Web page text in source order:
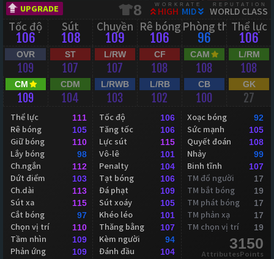
UPGRADE 8 WORKRATE
HIGH MID
REPUTATION
WORLD CLASS
Tốc độ
106
Sút
108
Chuyền
109
Rê bóng
106
Phòng thủ
96
Thể lực
106
OVR
109
ST
107
L/RW
107
CF
108
CAM
108
L/RM
108
CM
109
CDM
104
L/RWB
103
L/RB
102
CB
100
GK
27
Thể lực 111
Rê bóng 105
Giữ bóng 110
Lắy bóng 98
Ch.ngắn 112
Dứt điểm 103
Ch.dài 113
Sút xa 115
Cắt bóng 97
Chọn vị trí 110
Tầm nhìn 109
Phản ứng 109
Tốc độ 106
Tăng tốc 106
Lực sút 115
Vô-lê 101
Penalty 104
Tạt bóng 106
Đá phạt 109
Sút xoáy 105
Khéo léo 101
Thăng bằng 107
Kèm người 94
Đánh đầu 104
Xoạc bóng 92
Sức mạnh 105
Quyết đoán 108
Nhảy 99
Binh tĩnh 107
TM đổ người 17
TM bắt bóng 19
TM phát bóng 17
TM phản xạ 17
TM chọn vị trí 19
3150
AttributesPoints